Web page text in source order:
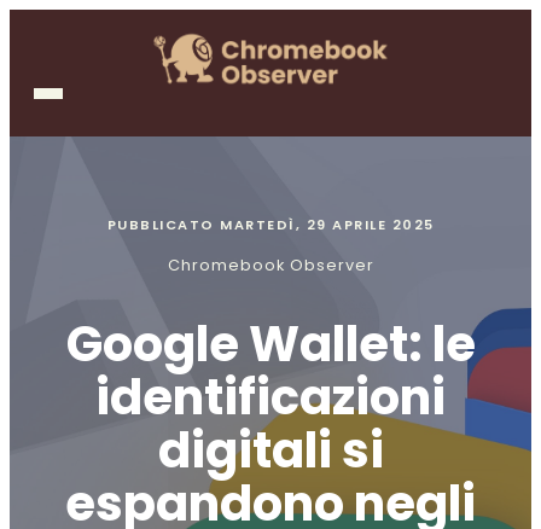
PUBBLICATO MARTEDÌ, 29 APRILE 2025
Chromebook Observer
Google Wallet: le
identificazioni
digitali si
espandono negli